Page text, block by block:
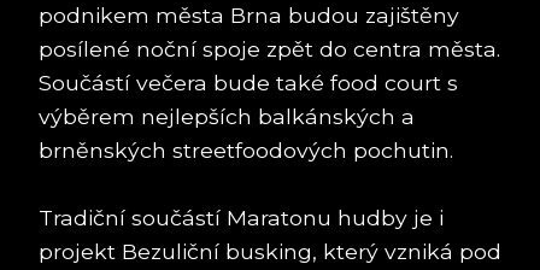
podnikem města Brna budou zajištěny
posílené noční spoje zpět do centra města.
Součástí večera bude také food court s
výběrem nejlepších balkánských a
brněnských streetfoodových pochutin.
Tradiční součástí Maratonu hudby je i
projekt Bezuliční busking, který vzniká pod